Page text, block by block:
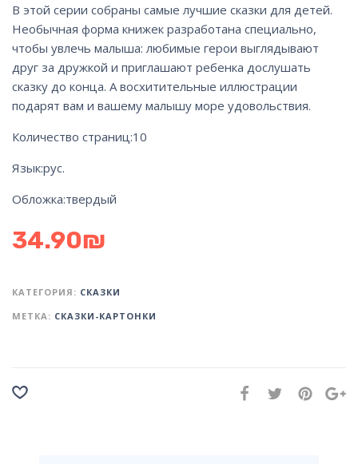
В этой серии собраны самые лучшие сказки для детей.
Необычная форма книжек разработана специально,
чтобы увлечь малыша: любимые герои выглядывают
друг за дружкой и приглашают ребенка дослушать
сказку до конца. А восхитительные иллюстрации
подарят вам и вашему малышу море удовольствия.
Количество страниц:10
Язык:рус.
Обложка:твердый
34.90₪
КАТЕГОРИЯ: СКАЗКИ
МЕТКА: СКАЗКИ-КАРТОНКИ